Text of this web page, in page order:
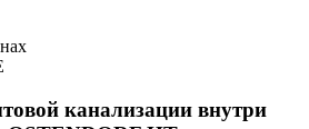
канализации внутри